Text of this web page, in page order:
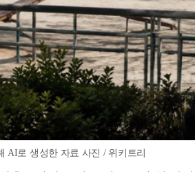
AI로 생성한 자료 사진 / 위키트리